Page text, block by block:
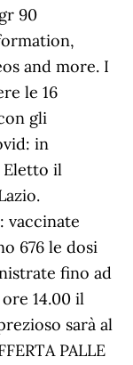
90
and more. I
le 16
gli
in
Eletto il
vaccinate
676 le dosi
fino ad
14.00 il
sarà al
PALLE